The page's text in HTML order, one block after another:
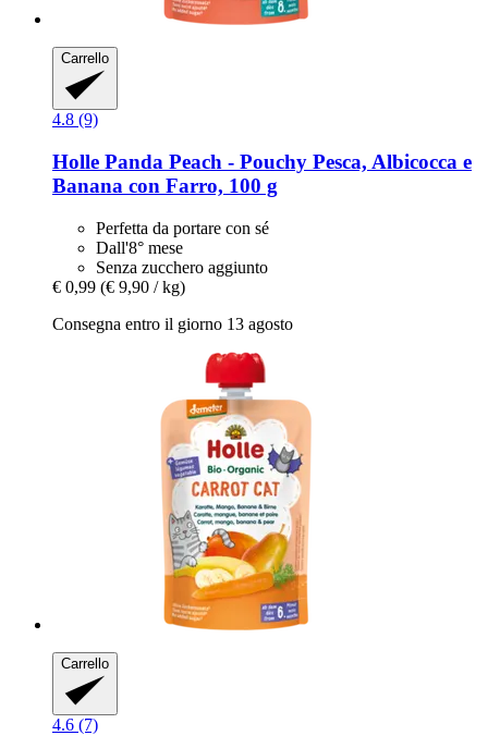
Carrello
4.8 (9)
Holle Panda Peach -​ Pouchy Pesca, Albicocca e
Banana con Farro, 100 g
Perfetta da portare con sé
Dall'8° mese
Senza zucchero aggiunto
€ 0,99 (€ 9,90 / kg)
Consegna entro il giorno 13 agosto
Carrello
4.6 (7)